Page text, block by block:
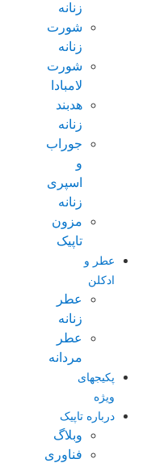
زنانه
شورت
زنانه
شورت
لامبادا
هدبند
زنانه
جوراب
و
اسپری
زنانه
مزون
تاپیک
عطر و
ادکلن
عطر
زنانه
عطر
مردانه
پکیجهای
ویژه
درباره تاپیک
وبلاگ
فناوری